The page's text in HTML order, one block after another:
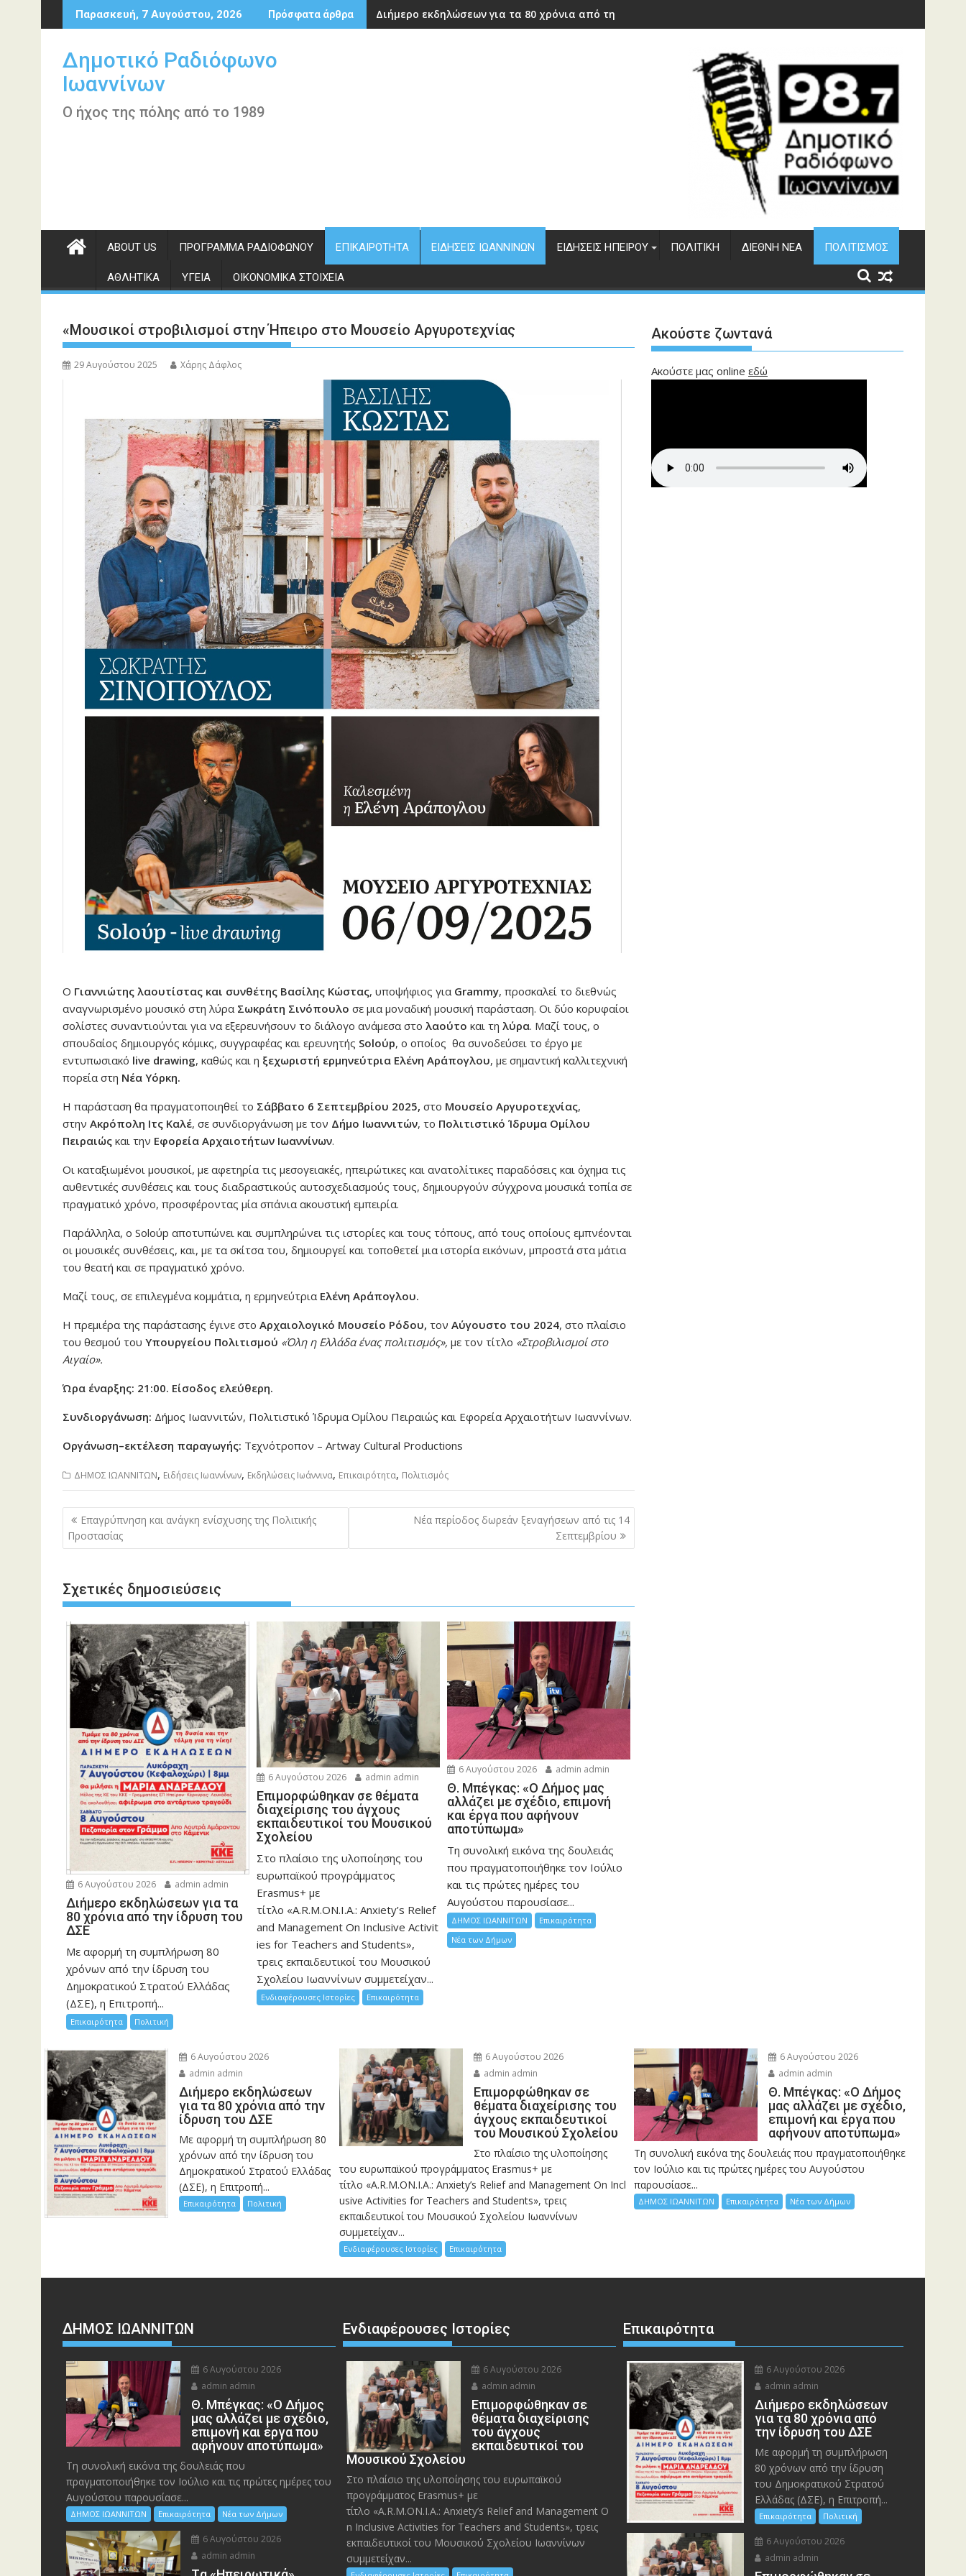
Περάστε
στο
Παρασκευή, 7 Αυγούστου, 2026 Πρόσφατα άρθρα Διήμερο εκδηλώσεων για τα 80 χρόνια από την ίδρυση του ΔΣΕ
Δημοτικό Ραδιόφωνο
Ιωαννίνων
Ο ήχος της πόλης από το 1989
ABOUT US ΠΡΌΓΡΑΜΜΑ ΡΑΔΙΟΦΏΝΟΥ ΕΠΙΚΑΙΡΌΤΗΤΑ ΕΙΔΉΣΕΙΣ ΙΩΑΝΝΊΝΩΝ ΕΙΔΉΣΕΙΣ ΗΠΕΊΡΟΥ ΠΟΛΙΤΙΚΉ ΔΙΕΘΝΉ ΝΈΑ ΠΟΛΙΤΙΣΜΌΣ
ΑΘΛΗΤΙΚΆ ΥΓΕΊΑ ΟΙΚΟΝΟΜΙΚΆ ΣΤΟΙΧΕΊΑ
«Μουσικοί στροβιλισμοί στην Ήπειρο στο Μουσείο Αργυροτεχνίας
29 Αυγούστου 2025 Χάρης Δάφλος
Ο Γιαννιώτης λαουτίστας και συνθέτης Βασίλης Κώστας, υποψήφιος για Grammy, προσκαλεί το διεθνώς
αναγνωρισμένο μουσικό στη λύρα Σωκράτη Σινόπουλο σε μια μοναδική μουσική παράσταση. Οι δύο κορυφαίοι
σολίστες συναντιούνται για να εξερευνήσουν το διάλογο ανάμεσα στο λαούτο και τη λύρα. Μαζί τους, ο
σπουδαίος δημιουργός κόμικς, συγγραφέας και ερευνητής Soloύp, ο οποίος θα συνοδεύσει το έργο με
εντυπωσιακό live drawing, καθώς και η ξεχωριστή ερμηνεύτρια Ελένη Αράπογλου, με σημαντική καλλιτεχνική
πορεία στη Νέα Υόρκη.
Η παράσταση θα πραγματοποιηθεί το Σάββατο 6 Σεπτεμβρίου 2025, στο Μουσείο Αργυροτεχνίας,
στην Ακρόπολη Ιτς Καλέ, σε συνδιοργάνωση με τον Δήμο Ιωαννιτών, το Πολιτιστικό Ίδρυμα Ομίλου
Πειραιώς και την Εφορεία Αρχαιοτήτων Ιωαννίνων.
Οι καταξιωμένοι μουσικοί, με αφετηρία τις μεσογειακές, ηπειρώτικες και ανατολίτικες παραδόσεις και όχημα τις
αυθεντικές συνθέσεις και τους διαδραστικούς αυτοσχεδιασμούς τους, δημιουργούν σύγχρονα μουσικά τοπία σε
πραγματικό χρόνο, προσφέροντας μία σπάνια ακουστική εμπειρία.
Παράλληλα, ο Soloύp αποτυπώνει και συμπληρώνει τις ιστορίες και τους τόπους, από τους οποίους εμπνέονται
οι μουσικές συνθέσεις, και, με τα σκίτσα του, δημιουργεί και τοποθετεί μια ιστορία εικόνων, μπροστά στα μάτια
του θεατή και σε πραγματικό χρόνο.
Μαζί τους, σε επιλεγμένα κομμάτια, η ερμηνεύτρια Ελένη Αράπογλου.
Η πρεμιέρα της παράστασης έγινε στο Αρχαιολογικό Μουσείο Ρόδου, τον Αύγουστο του 2024, στο πλαίσιο
του θεσμού του Υπουργείου Πολιτισμού «Όλη η Ελλάδα ένας πολιτισμός», με τον τίτλο «Στροβιλισμοί στο
Αιγαίο».
Ώρα έναρξης: 21:00. Είσοδος ελεύθερη.
Συνδιοργάνωση: Δήμος Ιωαννιτών, Πολιτιστικό Ίδρυμα Ομίλου Πειραιώς και Εφορεία Αρχαιοτήτων Ιωαννίνων.
Οργάνωση–εκτέλεση παραγωγής: Τεχνότροπον – Artway Cultural Productions
ΔΗΜΟΣ ΙΩΑΝΝΙΤΩΝ, Ειδήσεις Ιωαννίνων, Εκδηλώσεις Ιωάννινα, Επικαιρότητα, Πολιτισμός
Πλοήγηση
άρθρων
Επαγρύπνηση και ανάγκη ενίσχυσης της Πολιτικής
Προστασίας
Νέα περίοδος δωρεάν ξεναγήσεων από τις 14
Σεπτεμβρίου
Σχετικές δημοσιεύσεις
6 Αυγούστου 2026 admin admin
Διήμερο εκδηλώσεων για τα
80 χρόνια από την ίδρυση του
ΔΣΕ
Με αφορμή τη συμπλήρωση 80
χρόνων από την ίδρυση του
Δημοκρατικού Στρατού Ελλάδας
(ΔΣΕ), η Επιτροπή...
Επικαιρότητα Πολιτική
6 Αυγούστου 2026 admin admin
Eπιμορφώθηκαν σε θέματα
διαχείρισης του άγχους
εκπαιδευτικοί του Μουσικού
Σχολείου
Στο πλαίσιο της υλοποίησης του
ευρωπαϊκού προγράμματος
Erasmus+ με
τίτλο «A.R.M.ON.I.A.: Anxiety’s Relief
and Management On Inclusive Activit
ies for Teachers and Students»,
τρεις εκπαιδευτικοί του Μουσικού
Σχολείου Ιωαννίνων συμμετείχαν...
Ενδιαφέρουσες Ιστορίες Επικαιρότητα
6 Αυγούστου 2026 admin admin
Θ. Μπέγκας: «Ο Δήμος μας
αλλάζει με σχέδιο, επιμονή
και έργα που αφήνουν
αποτύπωμα»
Τη συνολική εικόνα της δουλειάς
που πραγματοποιήθηκε τον Ιούλιο
και τις πρώτες ημέρες του
Αυγούστου παρουσίασε...
ΔΗΜΟΣ ΙΩΑΝΝΙΤΩΝ
Επικαιρότητα
Νέα των Δήμων
Ακούστε ζωντανά
Ακούστε μας online εδώ
6 Αυγούστου 2026
admin admin
Διήμερο εκδηλώσεων
για τα 80 χρόνια από την
ίδρυση του ΔΣΕ
Με αφορμή τη συμπλήρωση 80
χρόνων από την ίδρυση του
Δημοκρατικού Στρατού Ελλάδας
(ΔΣΕ), η Επιτροπή...
Επικαιρότητα Πολιτική
6 Αυγούστου 2026
admin admin
Eπιμορφώθηκαν σε
θέματα διαχείρισης του
άγχους εκπαιδευτικοί
του Μουσικού Σχολείου
Στο πλαίσιο της υλοποίησης
του ευρωπαϊκού προγράμματος Erasmus+ με
τίτλο «A.R.M.ON.I.A.: Anxiety’s Relief and Management On Incl
usive Activities for Teachers and Students», τρεις
εκπαιδευτικοί του Μουσικού Σχολείου Ιωαννίνων
συμμετείχαν...
Ενδιαφέρουσες Ιστορίες Επικαιρότητα
6 Αυγούστου 2026
admin admin
Θ. Μπέγκας: «Ο Δήμος
μας αλλάζει με σχέδιο,
επιμονή και έργα που
αφήνουν αποτύπωμα»
Τη συνολική εικόνα της δουλειάς που πραγματοποιήθηκε
τον Ιούλιο και τις πρώτες ημέρες του Αυγούστου
παρουσίασε...
ΔΗΜΟΣ ΙΩΑΝΝΙΤΩΝ Επικαιρότητα Νέα των Δήμων
ΔΗΜΟΣ ΙΩΑΝΝΙΤΩΝ
6 Αυγούστου 2026
admin admin
Θ. Μπέγκας: «Ο Δήμος
μας αλλάζει με σχέδιο,
επιμονή και έργα που
αφήνουν αποτύπωμα»
Τη συνολική εικόνα της δουλειάς που
πραγματοποιήθηκε τον Ιούλιο και τις πρώτες ημέρες του
Αυγούστου παρουσίασε...
ΔΗΜΟΣ ΙΩΑΝΝΙΤΩΝ Επικαιρότητα Νέα των Δήμων
6 Αυγούστου 2026
admin admin
Ενδιαφέρουσες Ιστορίες
6 Αυγούστου 2026
admin admin
Eπιμορφώθηκαν σε
θέματα διαχείρισης
του άγχους
εκπαιδευτικοί του
Μουσικού Σχολείου
Στο πλαίσιο της υλοποίησης του ευρωπαϊκού
προγράμματος Erasmus+ με
τίτλο «A.R.M.ON.I.A.: Anxiety’s Relief and Management O
n Inclusive Activities for Teachers and Students», τρεις
εκπαιδευτικοί του Μουσικού Σχολείου Ιωαννίνων
συμμετείχαν...
Επικαιρότητα
6 Αυγούστου 2026
admin admin
Διήμερο εκδηλώσεων
για τα 80 χρόνια από
την ίδρυση του ΔΣΕ
Με αφορμή τη συμπλήρωση
80 χρόνων από την ίδρυση
του Δημοκρατικού Στρατού
Ελλάδας (ΔΣΕ), η Επιτροπή...
Επικαιρότητα Πολιτική
6 Αυγούστου 2026
admin admin